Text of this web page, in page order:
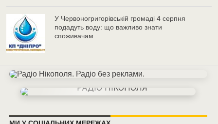
У Червоногригорівській громаді 4 серпня
подадуть воду: що важливо знати
споживачам